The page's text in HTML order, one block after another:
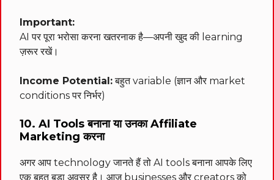
Important:
AI पर पूरा भरोसा करना खतरनाक है—अपनी खुद की learning
ज़रूर रखें।
Income Potential:बहुत variable (ज्ञान और market
conditions पर निर्भर)
10. AI Tools बनाना या उनका Affiliate
Marketing करना
अगर आप technology जानते हैं तो AI tools बनाना आपके लिए
एक बहुत बड़ा अवसर है। आज businesses और creators को